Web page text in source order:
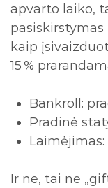
apvarto laiko,
kaip
15 %
Bankroll:
Pradinė
Laimėjimas:
Ir ne, tai ne